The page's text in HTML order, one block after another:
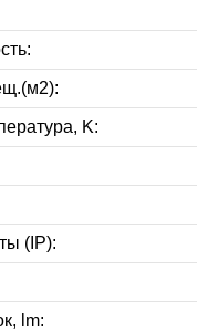
K:
(IP):
lm: